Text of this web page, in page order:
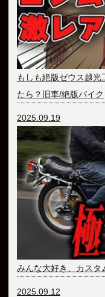
もしも絶版ゼウス越
たら？旧車/絶版バイク
2025.09.19
みんな大好き、カス
2025.09.12